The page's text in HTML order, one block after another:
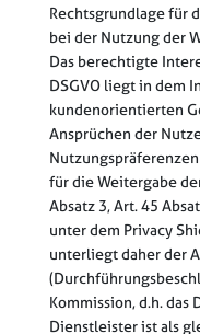
Rechtsgrundlage für
bei der Nutzung der
Das berechtigte
DSGVO liegt in dem
kundenorientierten
Ansprüchen der
für die Weitergabe
Absatz 3, Art. 45
unter dem Privacy
unterliegt daher der
Kommission, d.h.
Dienstleister ist als